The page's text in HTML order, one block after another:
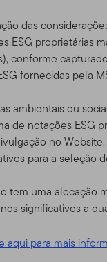
das
ESG proprietárias
conforme
fornecidas pela
ambientais ou
de notações ESG
no
para a seleção
tem uma alocação
significativos a
aqui para mais
conforme
Esse Site é
uma
entidades da
globalmente a
institucionais,
Este site é